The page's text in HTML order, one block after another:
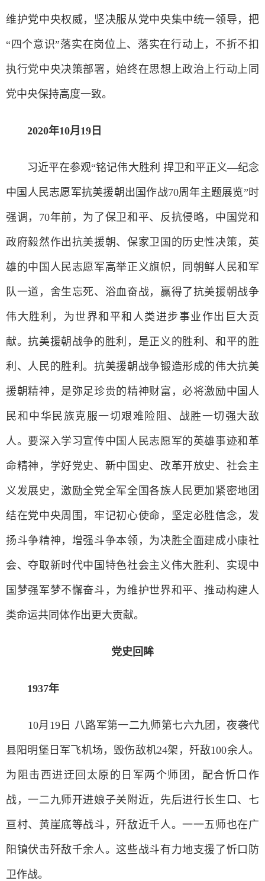
维护党中央权威，坚决服从党中央集中统一领导，把
“四个意识”落实在岗位上、落实在行动上，不折不扣
执行党中央决策部署，始终在思想上政治上行动上同
党中央保持高度一致。
2020年10月19日
习近平在参观“铭记伟大胜利 捍卫和平正义—纪念
中国人民志愿军抗美援朝出国作战70周年主题展览”时
强调，70年前，为了保卫和平、反抗侵略，中国党和
政府毅然作出抗美援朝、保家卫国的历史性决策，英
雄的中国人民志愿军高举正义旗帜，同朝鲜人民和军
队一道，舍生忘死、浴血奋战，赢得了抗美援朝战争
伟大胜利，为世界和平和人类进步事业作出巨大贡
献。抗美援朝战争的胜利，是正义的胜利、和平的胜
利、人民的胜利。抗美援朝战争锻造形成的伟大抗美
援朝精神，是弥足珍贵的精神财富，必将激励中国人
民和中华民族克服一切艰难险阻、战胜一切强大敌
人。要深入学习宣传中国人民志愿军的英雄事迹和革
命精神，学好党史、新中国史、改革开放史、社会主
义发展史，激励全党全军全国各族人民更加紧密地团
结在党中央周围，牢记初心使命，坚定必胜信念，发
扬斗争精神，增强斗争本领，为决胜全面建成小康社
会、夺取新时代中国特色社会主义伟大胜利、实现中
国梦强军梦不懈奋斗，为维护世界和平、推动构建人
类命运共同体作出更大贡献。
党史回眸
1937年
10月19日 八路军第一二九师第七六九团，夜袭代
县阳明堡日军飞机场，毁伤敌机24架，歼敌100余人。
为阻击西进迂回太原的日军两个师团，配合忻口作
战，一二九师开进娘子关附近，先后进行长生口、七
亘村、黄崖底等战斗，歼敌近千人。一一五师也在广
阳镇伏击歼敌千余人。这些战斗有力地支援了忻口防
卫作战。